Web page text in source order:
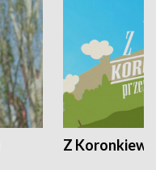
Z